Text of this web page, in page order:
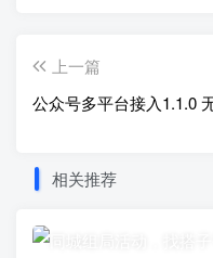
上一篇
公众号多平台接入1.1.0
相关推荐